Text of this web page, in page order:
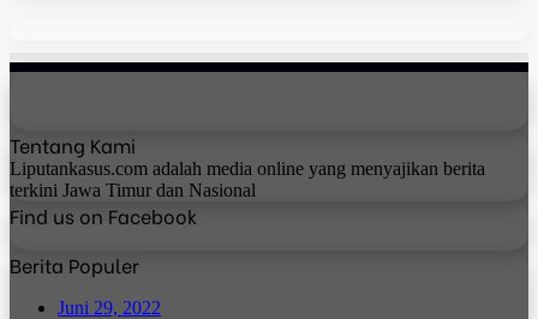
Tentang Kami
Liputankasus.com adalah media online yang menyajikan berita
terkini Jawa Timur dan Nasional
Find us on Facebook
Berita Populer
Juni 29, 2022